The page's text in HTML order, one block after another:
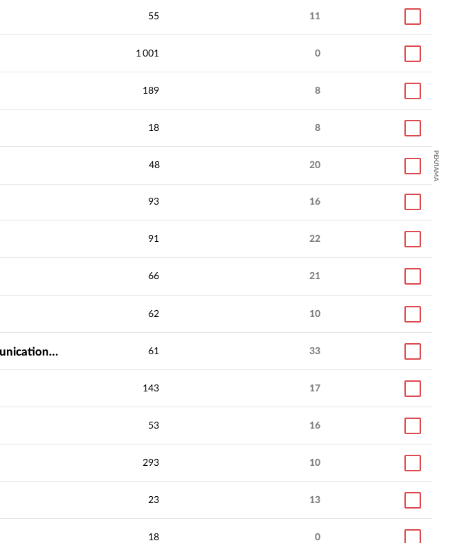
55 11
1 001 0
189 8
18 8
48 20 РЕКЛАМА
93 16
91 22
66 21
62 10
Zebra Corporate Communications + «Новый файл» 61 33
143 17
53 16
293 10
23 13
18 0